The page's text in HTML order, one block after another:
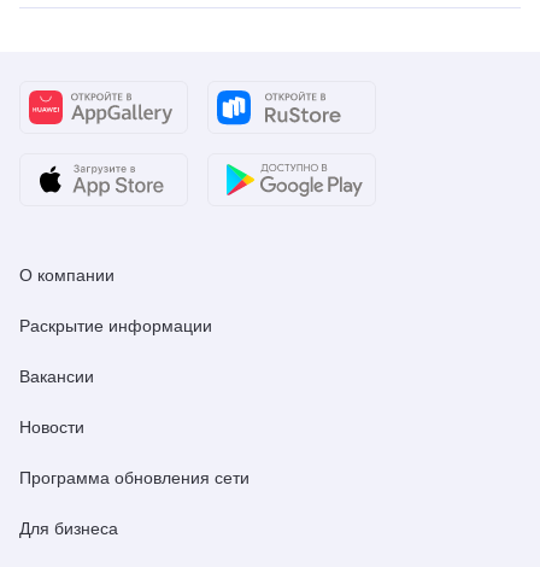
О компании
Раскрытие информации
Вакансии
Новости
Программа обновления сети
Для бизнеса